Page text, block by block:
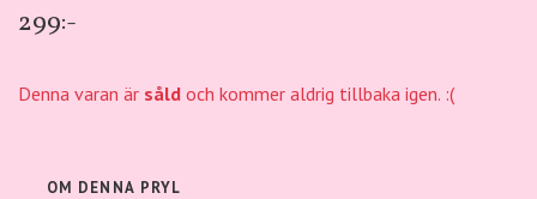
299:-
Denna varan är såld och kommer aldrig tillbaka igen. :(
OM DENNA PRYL